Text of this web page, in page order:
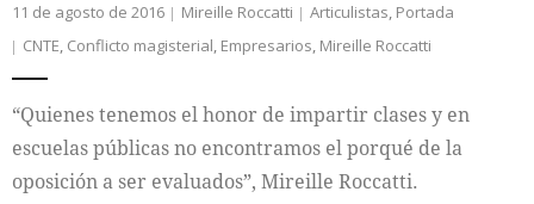
11 de agosto de 2016 Mireille Roccatti Articulistas, Portada
CNTE, Conflicto magisterial, Empresarios, Mireille Roccatti
“Quienes tenemos el honor de impartir clases y en
escuelas públicas no encontramos el porqué de la
oposición a ser evaluados”, Mireille Roccatti.